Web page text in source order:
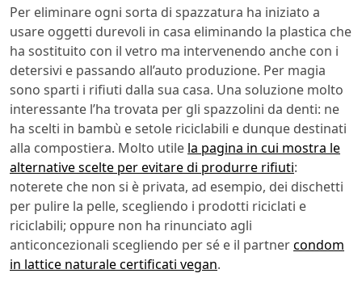
Per eliminare ogni sorta di spazzatura ha iniziato a
usare oggetti durevoli in casa eliminando la plastica che
ha sostituito con il vetro ma intervenendo anche con i
detersivi e passando all’auto produzione. Per magia
sono sparti i rifiuti dalla sua casa. Una soluzione molto
interessante l’ha trovata per gli spazzolini da denti: ne
ha scelti in bambù e setole riciclabili e dunque destinati
alla compostiera. Molto utile la pagina in cui mostra le
alternative scelte per evitare di produrre rifiuti:
noterete che non si è privata, ad esempio, dei dischetti
per pulire la pelle, scegliendo i prodotti riciclati e
riciclabili; oppure non ha rinunciato agli
anticoncezionali scegliendo per sé e il partnercondom
in lattice naturale certificati vegan.